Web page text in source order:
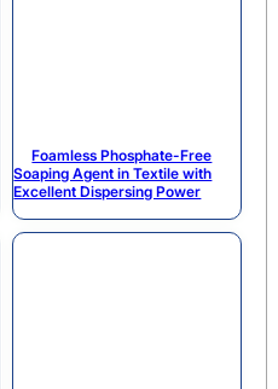
Foamless Phosphate-Free
Soaping Agent in Textile with
Excellent Dispersing Power